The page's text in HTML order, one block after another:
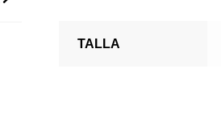
TALLA